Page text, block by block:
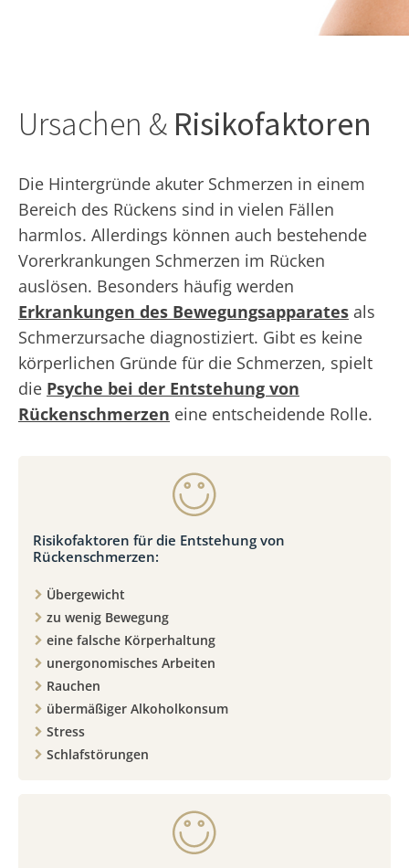
Ursachen & Risikofaktoren
Die Hintergründe akuter Schmerzen in einem
Bereich des Rückens sind in vielen Fällen
harmlos. Allerdings können auch bestehende
Vorerkrankungen Schmerzen im Rücken
auslösen. Besonders häufig werden
Erkrankungen des Bewegungsapparates als
Schmerzursache diagnostiziert. Gibt es keine
körperlichen Gründe für die Schmerzen, spielt
die Psyche bei der Entstehung von
Rückenschmerzen eine entscheidende Rolle.
Risikofaktoren für die Entstehung von
Rückenschmerzen:
Übergewicht
zu wenig Bewegung
eine falsche Körperhaltung
unergonomisches Arbeiten
Rauchen
übermäßiger Alkoholkonsum
Stress
Schlafstörungen